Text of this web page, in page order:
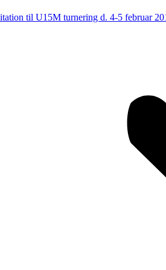
til U15M turnering d. 4-5 februar